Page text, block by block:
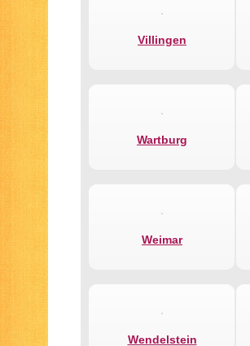
Villingen
Wartburg
Weimar
Wendelstein